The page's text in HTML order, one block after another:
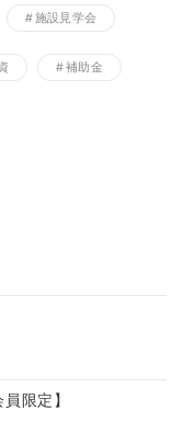
施設見学会
補助金
限定】